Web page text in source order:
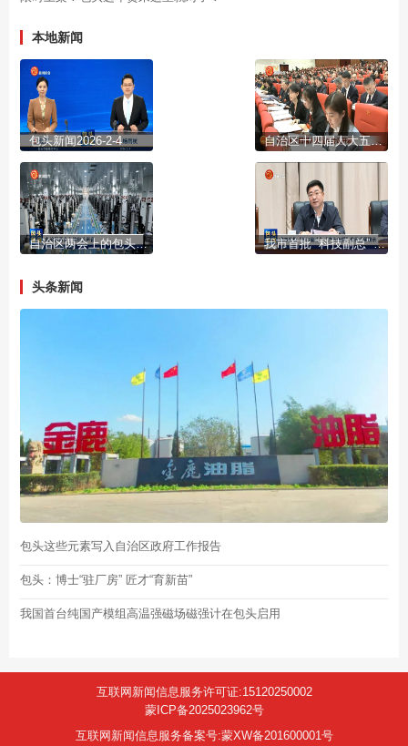
本地新闻
包头新闻2026-2-4 自治区十四届人大五次会议开幕
自治区两会上的包头声音 我市首批 “科技副总” “产业教授”进行成果展示
头条新闻
包头这些元素写入自治区政府工作报告
包头：博士“驻厂房” 匠才“育新苗”
我国首台纯国产模组高温强磁场磁强计在包头启用
互联网新闻信息服务许可证:15120250002
蒙ICP备2025023962号
互联网新闻信息服务备案号:蒙XW备201600001号